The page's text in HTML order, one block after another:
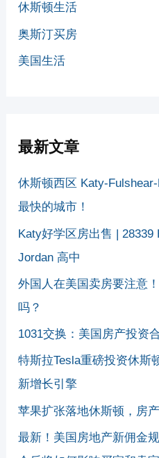
休斯顿生活
奥斯汀买房
美国生活
最新文章
休斯顿西区 Katy-
最快的城市！
Katy好学区房出售 |
Jordan 高中
外国人在美国卖房要注意
吗？
1031交换：美国房产投资
特斯拉Tesla重磅投资休斯
新增长引擎
苹果扩张落地休斯顿，房
最新！美国房地产新佣金